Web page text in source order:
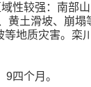
性较强：南部
黄土滑坡、崩塌
地质灾害。栾
四个月。